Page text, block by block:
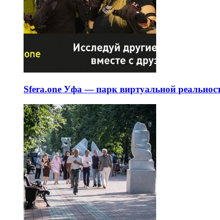
Sfera.one Уфа — парк виртуальной